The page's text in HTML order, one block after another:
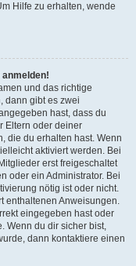
Hilfe zu erhalten, wende
und das richtige
dann gibt es zwei
hast, dass du
Eltern oder deiner
die du erhalten hast. Wenn
aktiviert werden. Bei
erst freigeschaltet
oder ein Administrator. Bei
nötig ist oder nicht.
enthaltenen Anweisungen.
eingegeben hast oder
Wenn du dir sicher bist,
dann kontaktiere einen